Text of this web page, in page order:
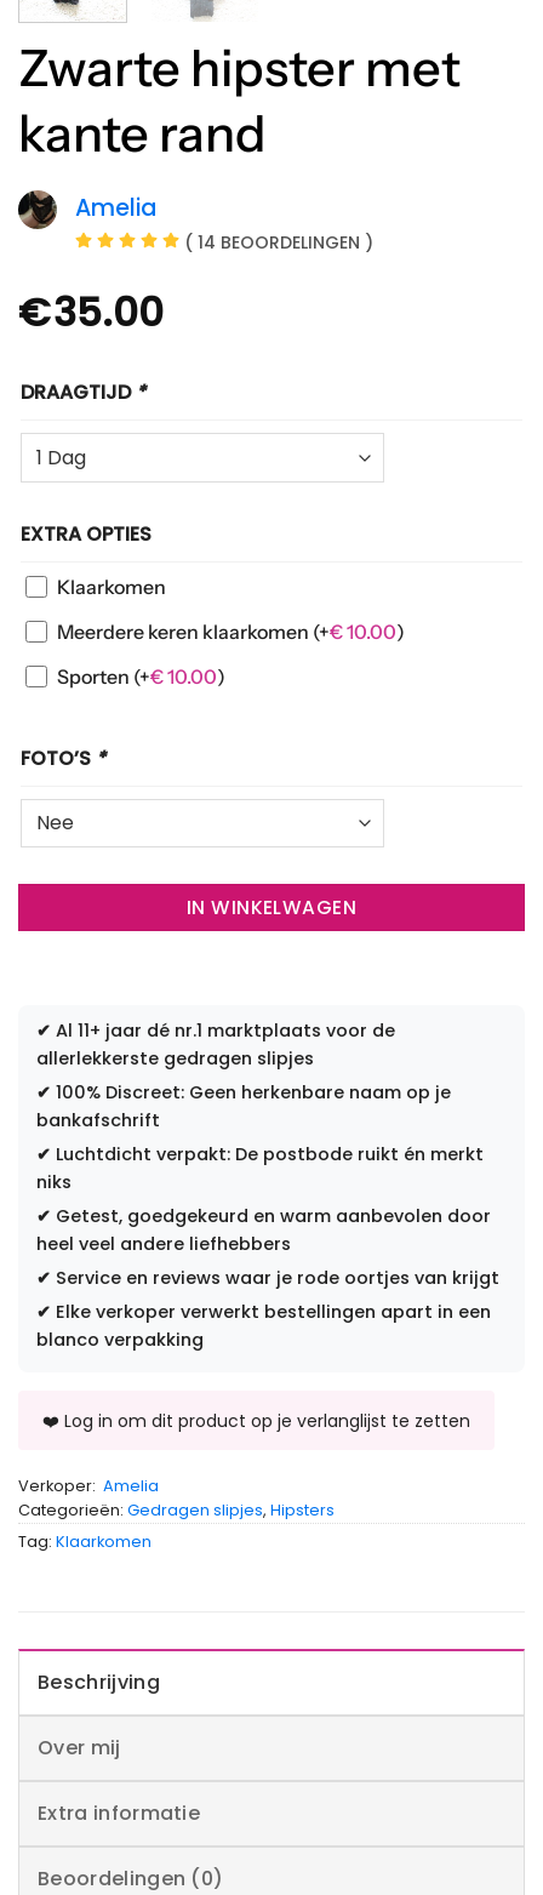
Zwarte hipster met
kante rand
Amelia
( 14 BEOORDELINGEN )
€35.00
DRAAGTIJD *
EXTRA OPTIES
Klaarkomen
Meerdere keren klaarkomen (+€10.00)
Sporten (+€10.00)
FOTO’S *
IN WINKELWAGEN
✔ Al 11+ jaar dé nr.1 marktplaats voor de
allerlekkerste gedragen slipjes
✔ 100% Discreet: Geen herkenbare naam op je
bankafschrift
✔ Luchtdicht verpakt: De postbode ruikt én merkt
niks
✔ Getest, goedgekeurd en warm aanbevolen door
heel veel andere liefhebbers
✔ Service en reviews waar je rode oortjes van krijgt
✔ Elke verkoper verwerkt bestellingen apart in een
blanco verpakking
Verkoper: Amelia
Categorieën: Gedragen slipjes, Hipsters
Tag: Klaarkomen
Beschrijving
Over mij
Extra informatie
Beoordelingen (0)